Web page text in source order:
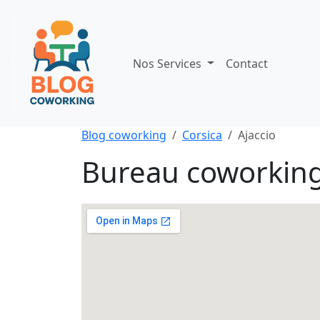
Nos Services Contact
Blog coworking Corsica Ajaccio
Bureau